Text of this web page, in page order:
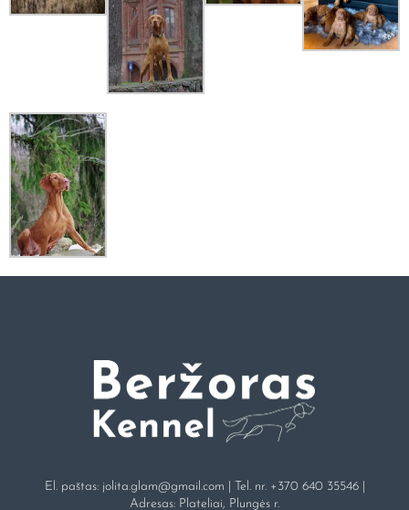
El. paštas: jolita.glam@gmail.com | Tel. nr. +370 640 35546|
Adresas: Plateliai, Plungės r.